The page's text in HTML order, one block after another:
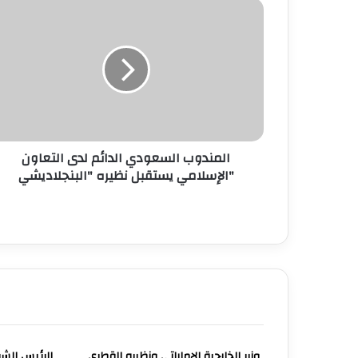
المندوب السعودي الدائم لدى التعاون
الإسلامي يستقبل نظيره "البنجلاديشي"